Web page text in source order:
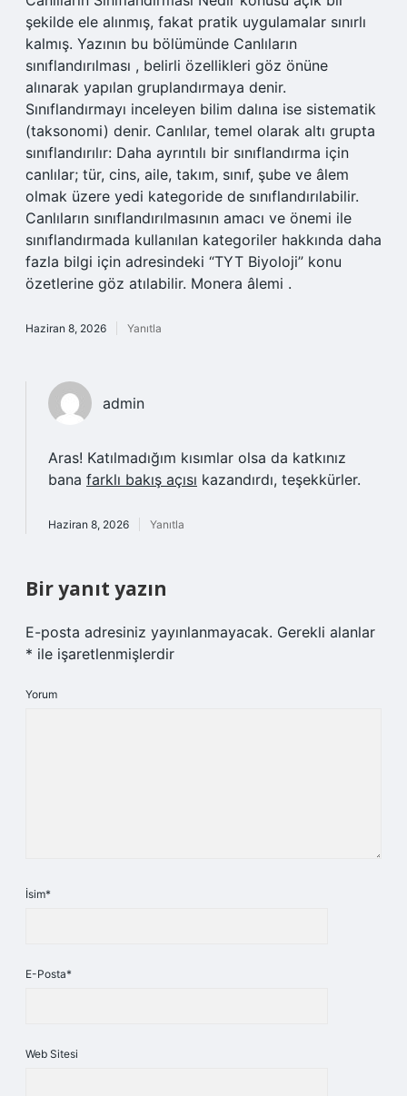
şekilde ele alınmış, fakat pratik uygulamalar sınırlı
kalmış. Yazının bu bölümünde Canlıların
sınıflandırılması , belirli özellikleri göz önüne
alınarak yapılan gruplandırmaya denir.
Sınıflandırmayı inceleyen bilim dalına ise sistematik
(taksonomi) denir. Canlılar, temel olarak altı grupta
sınıflandırılır: Daha ayrıntılı bir sınıflandırma için
canlılar; tür, cins, aile, takım, sınıf, şube ve âlem
olmak üzere yedi kategoride de sınıflandırılabilir.
Canlıların sınıflandırılmasının amacı ve önemi ile
sınıflandırmada kullanılan kategoriler hakkında daha
fazla bilgi için adresindeki “TYT Biyoloji” konu
özetlerine göz atılabilir. Monera âlemi .
Haziran 8, 2026 Yanıtla
admin
Aras! Katılmadığım kısımlar olsa da katkınız
bana farklı bakış açısı kazandırdı, teşekkürler.
Haziran 8, 2026 Yanıtla
Bir yanıt yazın
E-posta adresiniz yayınlanmayacak. Gerekli alanlar
* ile işaretlenmişlerdir
Yorum
İsim*
E-Posta*
Web Sitesi